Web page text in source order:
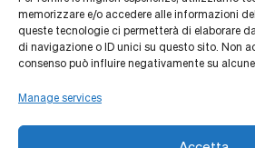
memorizzare e/o accedere alle informazioni
queste tecnologie ci permetterà di elaborare
di navigazione o ID unici su questo sito. Non
consenso può influire negativamente su
Manage services
Ranking
Partnership and Membership
Strategic Plan
Sustainability and Impact
Campus
Research
Knowledge Centers
Research Platforms